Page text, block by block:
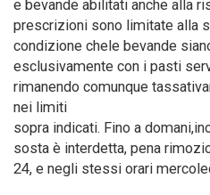
e bevande abilitati anche alla
prescrizioni sono limitate alla
condizione chele bevande
esclusivamente con i pasti
rimanendo comunque
nei limiti
sopra indicati. Fino a
sosta è interdetta, pena
24, e negli stessi orari